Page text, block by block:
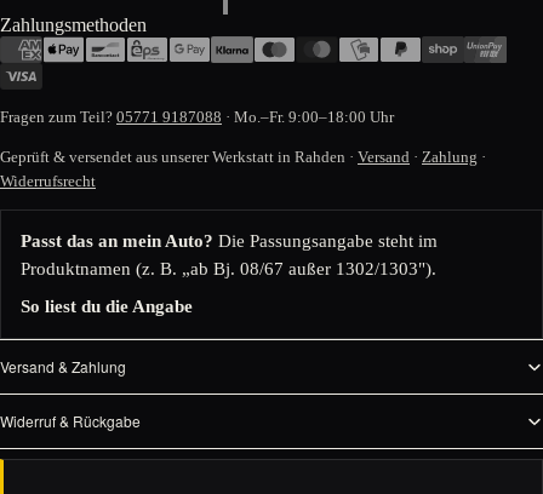
Zahlungsmethoden
Fragen zum Teil? 05771 9187088 · Mo.–Fr. 9:00–18:00 Uhr
Geprüft & versendet aus unserer Werkstatt in Rahden · Versand · Zahlung ·
Widerrufsrecht
Passt das an mein Auto? Die Passungsangabe steht im
Produktnamen (z. B. „ab Bj. 08/67 außer 1302/1303").
So liest du die Angabe
Versand & Zahlung
Widerruf & Rückgabe